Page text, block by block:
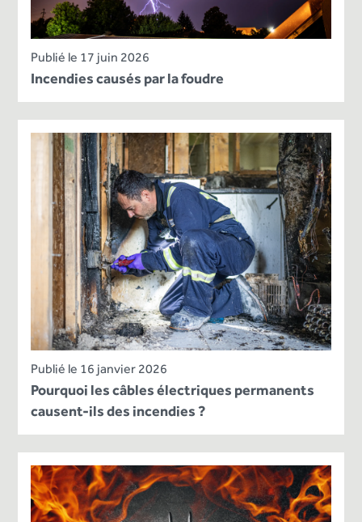
Publié le 17 juin 2026
Incendies causés par la foudre
Publié le 16 janvier 2026
Pourquoi les câbles électriques permanents
causent-ils des incendies ?